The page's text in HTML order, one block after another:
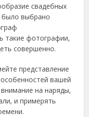
свадебных
было выбрано
такие фотографии,
совершенно.
представление
вашей
на наряды,
и примерять